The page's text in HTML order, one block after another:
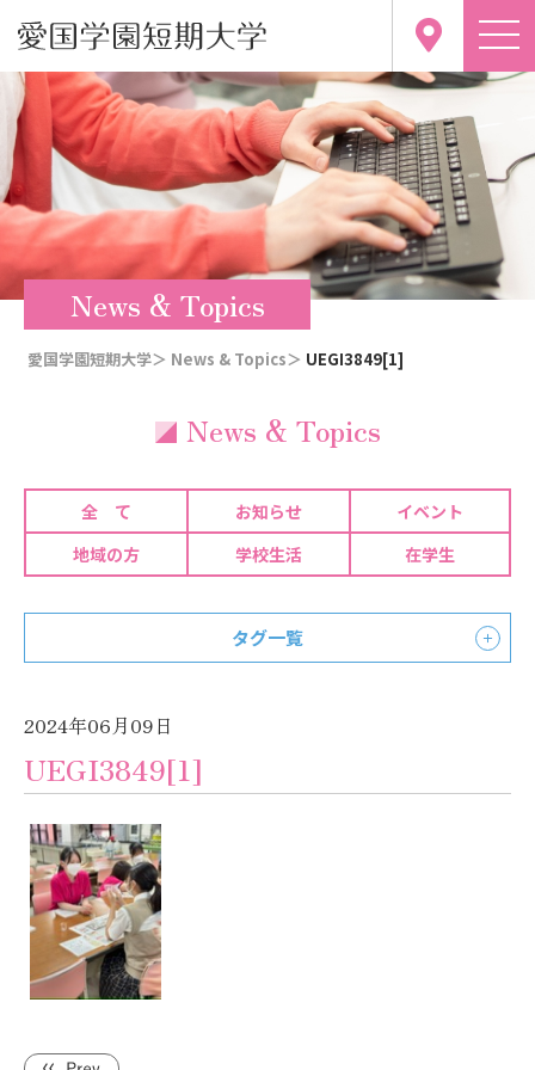
News & Topics
愛国学園短期大学＞ News & Topics＞ UEGI3849[1]
News & Topics
全 て お知らせ
イベント
地域の方
学校生活 在学生
タグ一覧
2024年06月09日
UEGI3849[1]